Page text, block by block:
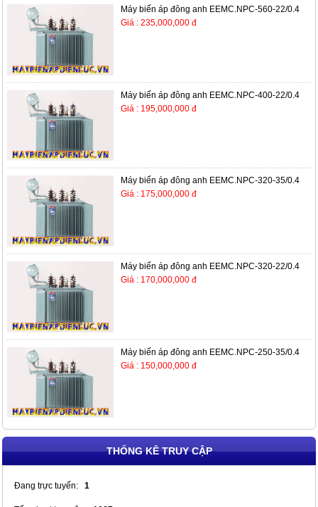
Máy biến áp đông anh EEMC.NPC-560-22/0.4
Giá : 235,000,000 đ
Máy biến áp đông anh EEMC.NPC-400-22/0.4
Giá : 195,000,000 đ
Máy biến áp đông anh EEMC.NPC-320-35/0.4
Giá : 175,000,000 đ
Máy biến áp đông anh EEMC.NPC-320-22/0.4
Giá : 170,000,000 đ
Máy biến áp đông anh EEMC.NPC-250-35/0.4
Giá : 150,000,000 đ
THỐNG KÊ TRUY CẬP
Đang trực tuyến: 1